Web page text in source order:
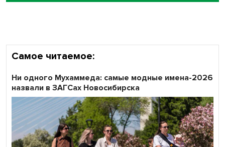
Самое читаемое:
Ни одного Мухаммеда: самые модные имена-2026
назвали в ЗАГСах Новосибирска